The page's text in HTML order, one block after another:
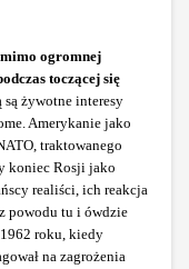
ogromnej
toczącej się
są żywotne interesy
Amerykanie jako
traktowanego
koniec Rosji jako
realiści, ich reakcja
powodu tu i ówdzie
roku, kiedy
na zagrożenia